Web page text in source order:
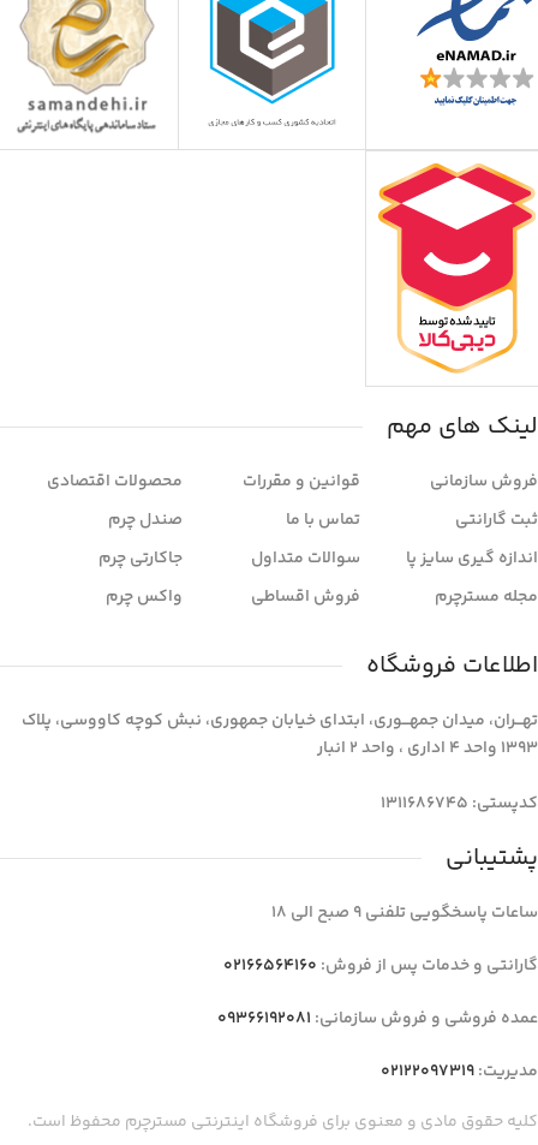
لینک های مهم
فروش سازمانی
ثبت گارانتی
اندازه گیری سایز پا
مجله مسترچرم
قوانین و مقررات
تماس با ما
سوالات متداول
فروش اقساطی
محصولات اقتصادی
صندل چرم
جاکارتی چرم
واکس چرم
اطلاعات فروشگاه
تهـــران، میدان جمهـــوری، ابتدای خیابان جمهوری، نبش کوچه کاووسی، پلاک
1393 واحد 4 اداری ، واحد 2 انبار
کدپستی: 1311686745
پشتیبانی
ساعات پاسخگویی تلفنی 9 صبح الی 18
گارانتی و خدمات پس از فروش: 02166564160
عمده فروشی و فروش سازمانی: 09366192081
مدیریت:02122097319
کلیه حقوق مادی و معنوی برای فروشگاه اینترنتی مسترچرم محفوظ است.